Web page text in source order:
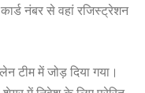
नंबर से वहां रजिस्ट्रेशन
टीम में जोड़ दिया गया।